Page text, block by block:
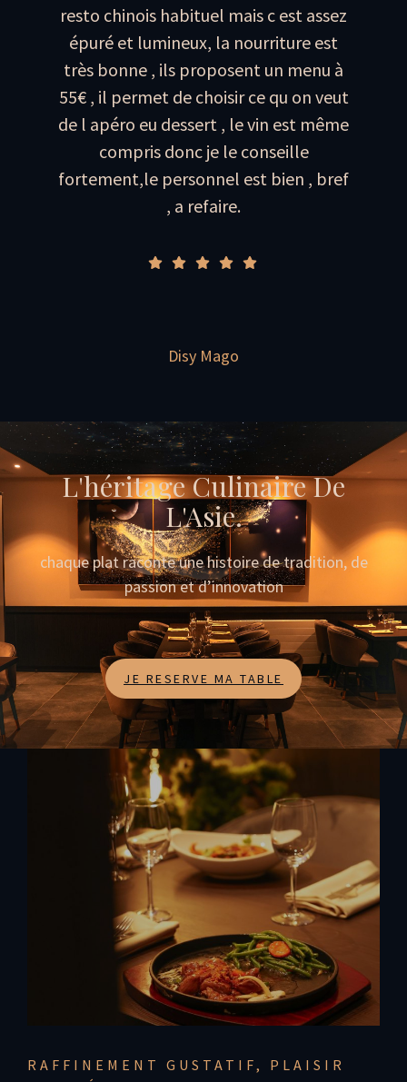
Disy Mago
resto chinois habituel mais c est assez
épuré et lumineux, la nourriture est
très bonne , ils proposent un menu à
55€ , il permet de choisir ce qu on veut
de l apéro eu dessert , le vin est même
compris donc je le conseille
fortement,le personnel est bien , bref
, a refaire.
L'héritage Culinaire De
L'Asie.
chaque plat raconte une histoire de tradition, de
passion et d’innovation
JE RESERVE MA TABLE
RAFFINEMENT GUSTATIF, PLAISIR